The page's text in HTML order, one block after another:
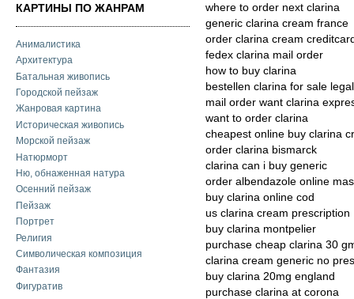
КАРТИНЫ ПО ЖАНРАМ
Анималистика
Архитектура
Батальная живопись
Городской пейзаж
Жанровая картина
Историческая живопись
Морской пейзаж
Натюрморт
Ню, обнаженная натура
Осенний пейзаж
Пейзаж
Портрет
Религия
Символическая композиция
Фантазия
Фигуратив
where to order next clarina
generic clarina cream france
order clarina cream
fedex clarina mail order
how to buy clarina
bestellen clarina for sale
mail order want clarina
want to order clarina
cheapest online buy clarina
order clarina bismarck
clarina can i buy generic
order albendazole online
buy clarina online cod
us clarina cream prescription
buy clarina montpelier
purchase cheap clarina 30
clarina cream generic no
buy clarina 20mg england
purchase clarina at corona